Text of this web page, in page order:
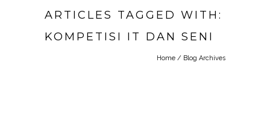
ARTICLES TAGGED WITH:
KOMPETISI IT DAN SENI
Home / Blog Archives